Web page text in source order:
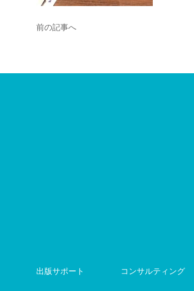
前の記事へ
出版サポート コンサルティング